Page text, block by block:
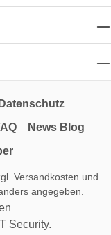
Datenschutz
News Blog
Versandkosten und
angegeben.
Security.